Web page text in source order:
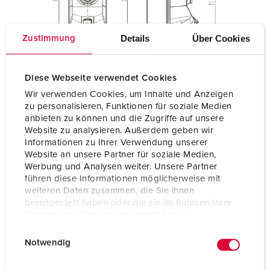
Zustimmung Details Über Cookies
Diese Webseite verwendet Cookies
Wir verwenden Cookies, um Inhalte und Anzeigen
zu personalisieren, Funktionen für soziale Medien
anbieten zu können und die Zugriffe auf unsere
Website zu analysieren. Außerdem geben wir
Informationen zu Ihrer Verwendung unserer
Website an unsere Partner für soziale Medien,
Werbung und Analysen weiter. Unsere Partner
führen diese Informationen möglicherweise mit
weiteren Daten zusammen, die Sie ihnen
bereitgestellt haben oder die sie im Rahmen Ihrer
Notwendig